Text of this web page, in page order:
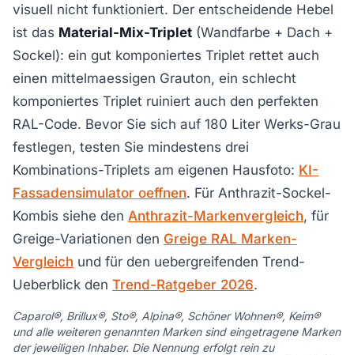
visuell nicht funktioniert. Der entscheidende Hebel
ist das Material-Mix-Triplet (Wandfarbe + Dach +
Sockel): ein gut komponiertes Triplet rettet auch
einen mittelmaessigen Grauton, ein schlecht
komponiertes Triplet ruiniert auch den perfekten
RAL-Code. Bevor Sie sich auf 180 Liter Werks-Grau
festlegen, testen Sie mindestens drei
Kombinations-Triplets am eigenen Hausfoto: KI-
Fassadensimulator oeffnen. Für Anthrazit-Sockel-
Kombis siehe den Anthrazit-Markenvergleich, für
Greige-Variationen den Greige RAL Marken-
Vergleich und für den uebergreifenden Trend-
Ueberblick den Trend-Ratgeber 2026.
Caparol®, Brillux®, Sto®, Alpina®, Schöner Wohnen®, Keim®
und alle weiteren genannten Marken sind eingetragene Marken
der jeweiligen Inhaber. Die Nennung erfolgt rein zu